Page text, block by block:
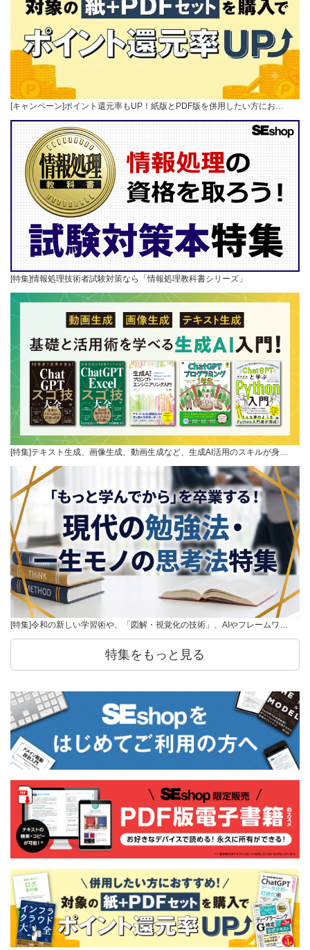
[キャンペーン]ポイント還元率もUP！紙版とPDF版を併用したい方にお…
[特集]情報処理技術者試験対策なら「情報処理教科書シリーズ」
[特集]テキスト生成、画像生成、動画生成など、生成AI活用のスキルが身…
[特集]令和の新しい学習術や、「図解・視覚化の技術」、AIやフレームワ…
特集をもっと見る